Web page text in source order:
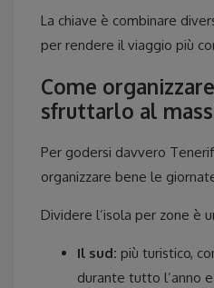
La chiave è combinare
per rendere il viaggio più
Come
sfruttarlo al
Per godersi davvero
organizzare bene le
Dividere l’isola per zone è
Il sud: più turistico,
durante tutto l’anno